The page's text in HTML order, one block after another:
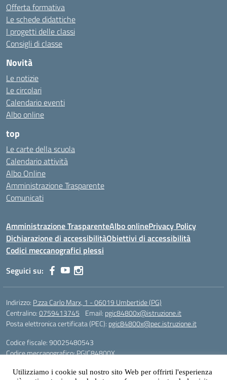
Offerta formativa
Le schede didattiche
I progetti delle classi
Consigli di classe
Novità
Le notizie
Le circolari
Calendario eventi
Albo online
top
Le carte della scuola
Calendario attività
Albo Online
Amministrazione Trasparente
Comunicati
Amministrazione TrasparenteAlbo onlinePrivacy Policy
Dichiarazione di accessibilitàObiettivi di accessibilità
Codici meccanografici plessi
Seguici su:
Indirizzo: P.zza Carlo Marx, 1 - 06019 Umbertide (PG)
Centralino:0759413745 Email: pgic84800x@istruzione.it
Posta elettronica certificata (PEC): pgic84800x@pec.istruzione.it
Codice fiscale: 90025480543
Codice meccanografico:PGIC84800X
Utilizziamo i cookie sul nostro sito Web per offrirti l'esperienza